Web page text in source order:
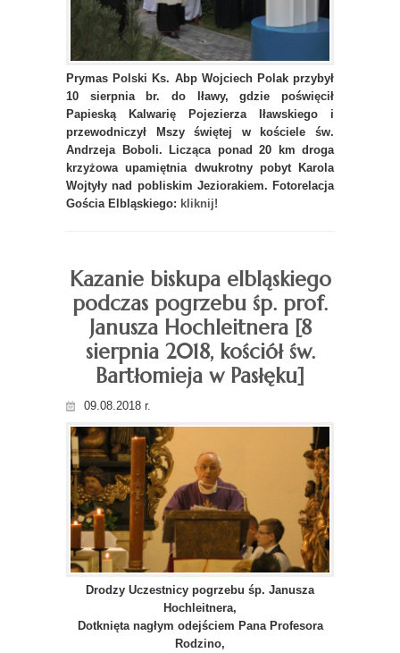
Prymas Polski Ks. Abp Wojciech Polak przybył
10 sierpnia br. do Iławy, gdzie poświęcił
Papieską Kalwarię Pojezierza Iławskiego i
przewodniczył Mszy świętej w kościele św.
Andrzeja Boboli. Licząca ponad 20 km droga
krzyżowa upamiętnia dwukrotny pobyt Karola
Wojtyły nad pobliskim Jeziorakiem. Fotorelacja
Gościa Elbląskiego: kliknij!
Kazanie biskupa elbląskiego
podczas pogrzebu śp. prof.
Janusza Hochleitnera [8
sierpnia 2018, kościół św.
Bartłomieja w Pasłęku]
09.08.2018 r.
Drodzy Uczestnicy pogrzebu śp. Janusza
Hochleitnera,
Dotknięta nagłym odejściem Pana Profesora
Rodzino,